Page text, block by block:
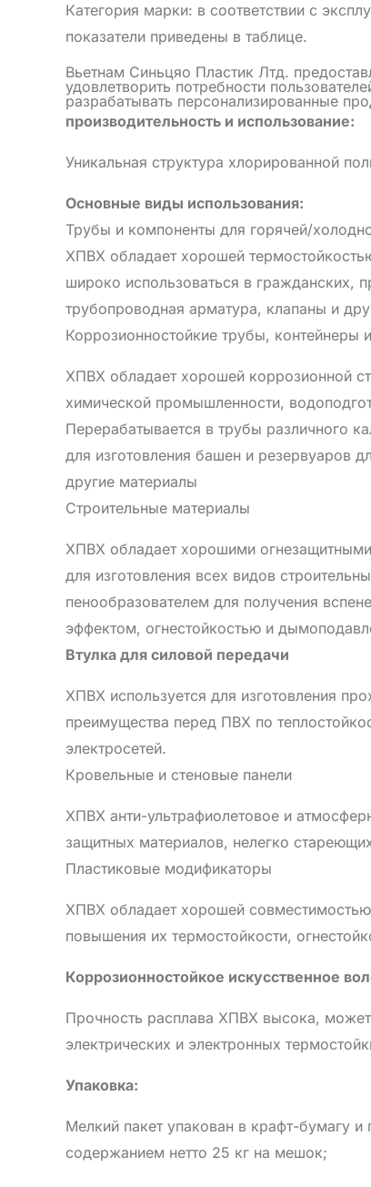
Категория марки: в соответствии с
показатели приведены в таблице.
Вьетнам Синьцяо Пластик Лтд.
удовлетворить потребности
разрабатывать персонализированные
производительность и использование:
Уникальная структура хлорированной
Основные виды использования:
Трубы и компоненты для горячей/
ХПВХ обладает хорошей
широко использоваться в гражданских,
трубопроводная арматура, клапаны и
Коррозионностойкие трубы, контейнеры
ХПВХ обладает хорошей коррозионной
химической промышленности,
Перерабатывается в трубы различного
для изготовления башен и резервуаров
другие материалы
Строительные материалы
ХПВХ обладает хорошими
для изготовления всех видов
пенообразователем для получения
эффектом, огнестойкостью и
Втулка для силовой передачи
ХПВХ используется для изготовления
преимущества перед ПВХ по
электросетей.
Кровельные и стеновые панели
ХПВХ анти-ультрафиолетовое и
защитных материалов, нелегко
Пластиковые модификаторы
ХПВХ обладает хорошей
повышения их термостойкости,
Коррозионностойкое искусственное
Прочность расплава ХПВХ высока,
электрических и электронных
Упаковка:
Мелкий пакет упакован в крафт-бумагу
содержанием нетто 25 кг на мешок;